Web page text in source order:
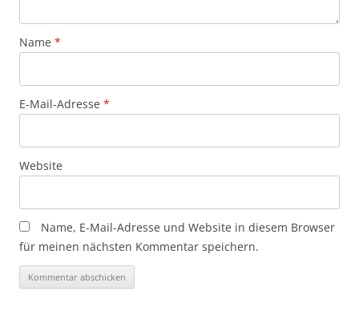
Name *
E-Mail-Adresse *
Website
Name, E-Mail-Adresse und Website in diesem Browser
für meinen nächsten Kommentar speichern.